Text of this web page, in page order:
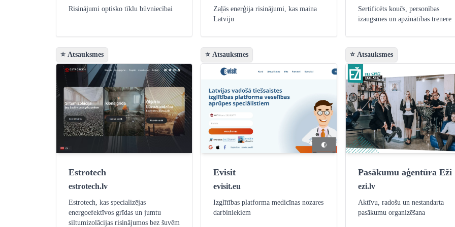
Risinājumi optisko tīklu būvniecībai
Zaļās enerģija risinājumi, kas maina
Latviju
Sertificēts koučs, personības
izaugsmes un apzinātības trenere
⭐ Atsauksmes
Estrotech
estrotech.lv
Estrotech, kas specializējas
energoefektīvos grīdas un jumtu
siltumizolācijas risinājumos bez šuvēm
⭐ Atsauksmes
Evisit
evisit.eu
Izglītības platforma medicīnas nozares
darbiniekiem
⭐ Atsauksmes
Pasākumu aģentūra Eži
ezi.lv
Aktīvu, radošu un nestandarta
pasākumu organizēšana